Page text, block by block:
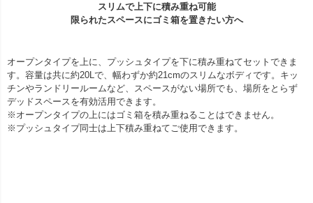
スリムで上下に積み重ね可能
限られたスペースにゴミ箱を置きたい方へ
オープンタイプを上に、プッシュタイプを下に積み重ねてセットできま
す。容量は共に約20Lで、幅わずか約21cmのスリムなボディです。キッ
チンやランドリールームなど、スペースがない場所でも、場所をとらず
デッドスペースを有効活用できます。
※オープンタイプの上にはゴミ箱を積み重ねることはできません。
※プッシュタイプ同士は上下積み重ねてご使用できます。